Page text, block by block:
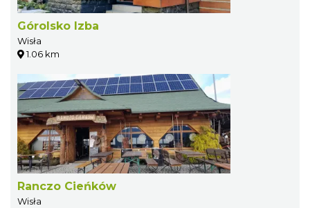
Górolsko Izba
Wisła
1.06 km
Ranczo Cieńków
Wisła